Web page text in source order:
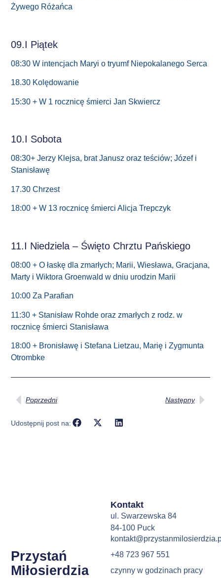
Żywego Różańca
09.I Piątek
08:30 W intencjach Maryi o tryumf Niepokalanego Serca
18.30 Kolędowanie
15:30 + W 1 rocznicę śmierci Jan Skwiercz
10.I Sobota
08:30+ Jerzy Klejsa, brat Janusz oraz teściów; Józef i
Stanisławę
17.30 Chrzest
18:00 + W 13 rocznicę śmierci Alicja Trepczyk
11.I Niedziela – Święto Chrztu Pańskiego
08:00 + O łaskę dla zmarłych; Marii, Wiesława, Gracjana,
Marty i Wiktora Groenwald w dniu urodzin Marii
10:00 Za Parafian
11:30 + Stanisław Rohde oraz zmarłych z rodz. w
rocznicę śmierci Stanisława
18:00 + Bronisławę i Stefana Lietzau, Marię i Zygmunta
Otrombke
Poprzedni Następny
Udostępnij post na:
Przystań
Miłosierdzia
Kontakt
ul. Swarzewska 84
84-100 Puck
+48 723 967 551
czynny w godzinach pracy